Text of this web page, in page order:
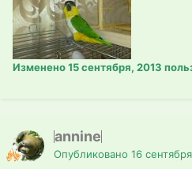
Изменено15 сентября, 2013
annine
Опубликовано 16